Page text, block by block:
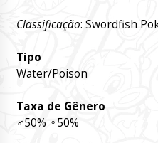
Classificação: Swordfish
Tipo
Water/Poison
Taxa de Gênero
♂50% ♀50%